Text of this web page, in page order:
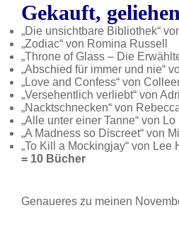
Gekauft,
„Die unsichtbare Bibliothek“
„Zodiac“ von Romina Russell
„Throne of Glass – Die
„Abschied für immer und nie“
„Love and Confess“ von
„Versehentlich verliebt“ von
„Nacktschnecken“ von
„Alle unter einer Tanne“ von
„A Madness so Discreet“ von
„To Kill a Mockingjay“ von Lee
= 10 Bücher
Genaueres zu meinen